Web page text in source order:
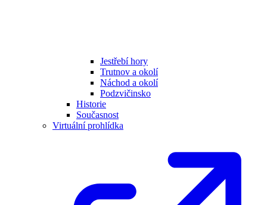
Jestřebí hory
Trutnov a okolí
Náchod a okolí
Podzvičinsko
Historie
Současnost
Virtuální prohlídka